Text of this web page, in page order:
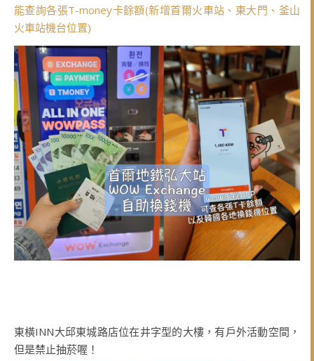
能查詢各張T-money卡餘額(新增首爾火車站、東大門、釜山
火車站機台位置)
東橫INN大邱東城路店位在井字型的大樓，有戶外活動空間，
但是禁止抽菸喔！